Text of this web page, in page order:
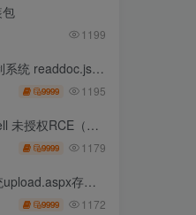
1199
存在任意文件读取
9999 1195
63030 CVE-2026-60137）
9999 1179
存在任意文件上传
9999 1172